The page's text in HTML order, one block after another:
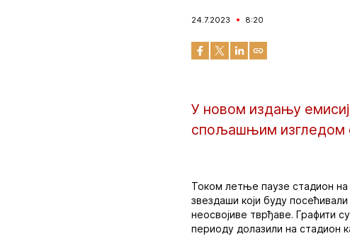
24.7.2023 8:20
У новом издању
спољашњим изгледом
Током летње паузе стадион на
звездаши који буду
неосвојиве тврђаве. Графити
периоду долазили на стадион